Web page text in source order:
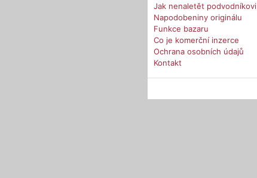
Jak nenaletět podvodníkovi
Napodobeniny originálu
Funkce bazaru
Co je komerční inzerce
Ochrana osobních údajů
Kontakt